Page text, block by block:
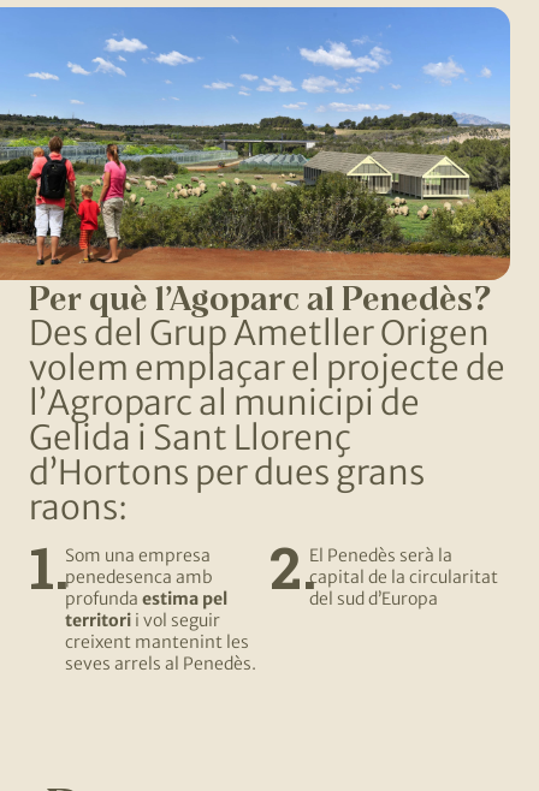
Per què l’Agoparc al Penedès?
Des del Grup Ametller Origen
volem emplaçar el projecte de
l’Agroparc al municipi de
Gelida i Sant Llorenç
d’Hortons per dues grans
raons:
Som una empresa
penedesenca amb
profunda estima pel
territori i vol seguir
creixent mantenint les
seves arrels al Penedès.
El Penedès serà la
capital de la circularitat
del sud d’Europa